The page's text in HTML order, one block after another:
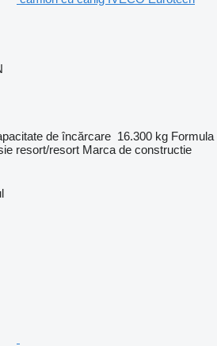
de încărcare 16.300 kg Formula
resort/resort Marca de constructie